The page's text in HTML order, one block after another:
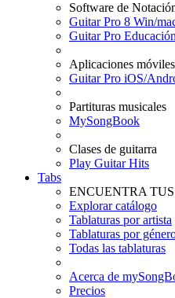
Software de
Guitar Pro 8 Win/
Guitar Pro Educación
Aplicaciones móviles
Guitar Pro iOS/
Partituras musicales
MySongBook
Clases de guitarra
Play Guitar Hits
Tabs
ENCUENTRA
Explorar catálogo
Tablaturas por artista
Tablaturas por
Todas las tablaturas
Acerca de
Precios